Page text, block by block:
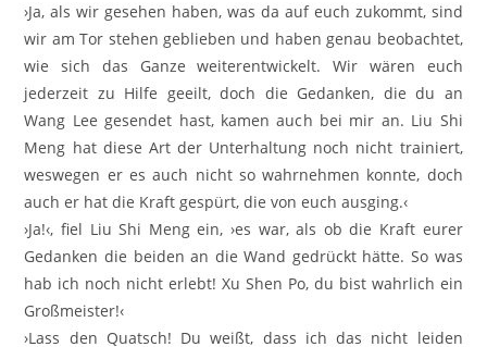
›Ja, als wir gesehen haben, was da auf euch zukommt, sind
wir am Tor stehen geblieben und haben genau beobachtet,
wie sich das Ganze weiterentwickelt. Wir wären euch
jederzeit zu Hilfe geeilt, doch die Gedanken, die du an
Wang Lee gesendet hast, kamen auch bei mir an. Liu Shi
Meng hat diese Art der Unterhaltung noch nicht trainiert,
weswegen er es auch nicht so wahrnehmen konnte, doch
auch er hat die Kraft gespürt, die von euch ausging.‹
›Ja!‹, fiel Liu Shi Meng ein, ›es war, als ob die Kraft eurer
Gedanken die beiden an die Wand gedrückt hätte. So was
hab ich noch nicht erlebt! Xu Shen Po, du bist wahrlich ein
Großmeister!‹
›Lass den Quatsch! Du weißt, dass ich das nicht leiden